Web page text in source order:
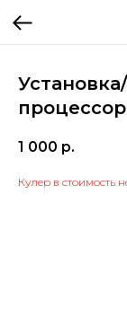
1 000 р.
Кулер в стоимость